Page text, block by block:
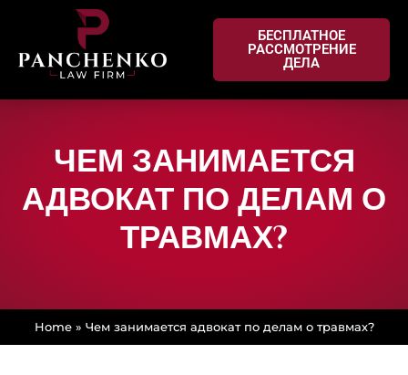
БЕСПЛАТНОЕ
РАССМОТРЕНИЕ
ДЕЛА
ЧЕМ ЗАНИМАЕТСЯ
АДВОКАТ ПО ДЕЛАМ О
ТРАВМАХ?
Home» Чем занимается адвокат по делам о травмах?